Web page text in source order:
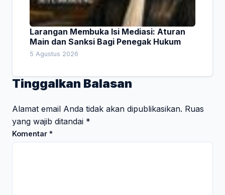
Larangan Membuka Isi Mediasi: Aturan
Main dan Sanksi Bagi Penegak Hukum
5 Agustus 2026
Tinggalkan Balasan
Alamat email Anda tidak akan dipublikasikan. Ruas
yang wajib ditandai *
Komentar *